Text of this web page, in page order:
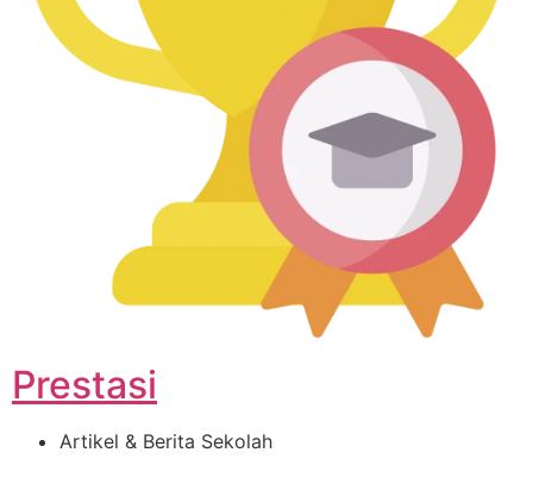
Prestasi
Artikel & Berita Sekolah